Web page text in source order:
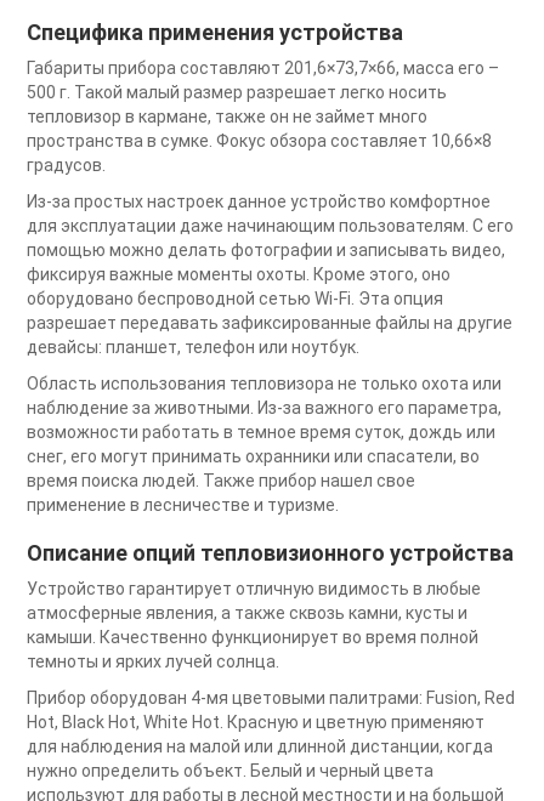
Специфика применения устройства
Габариты прибора составляют 201,6×73,7×66, масса его –
500 г. Такой малый размер разрешает легко носить
тепловизор в кармане, также он не займет много
пространства в сумке. Фокус обзора составляет 10,66×8
градусов.
Из-за простых настроек данное устройство комфортное
для эксплуатации даже начинающим пользователям. С его
помощью можно делать фотографии и записывать видео,
фиксируя важные моменты охоты. Кроме этого, оно
оборудовано беспроводной сетью Wi-Fi. Эта опция
разрешает передавать зафиксированные файлы на другие
девайсы: планшет, телефон или ноутбук.
Область использования тепловизора не только охота или
наблюдение за животными. Из-за важного его параметра,
возможности работать в темное время суток, дождь или
снег, его могут принимать охранники или спасатели, во
время поиска людей. Также прибор нашел свое
применение в лесничестве и туризме.
Описание опций тепловизионного устройства
Устройство гарантирует отличную видимость в любые
атмосферные явления, а также сквозь камни, кусты и
камыши. Качественно функционирует во время полной
темноты и ярких лучей солнца.
Прибор оборудован 4-мя цветовыми палитрами: Fusion, Red
Hot, Black Hot, White Hot. Красную и цветную применяют
для наблюдения на малой или длинной дистанции, когда
нужно определить объект. Белый и черный цвета
используют для работы в лесной местности и на большой